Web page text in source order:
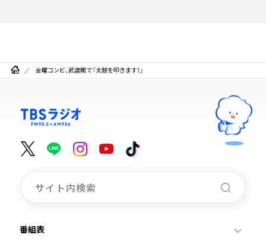
金曜コンビ、武道館で『太鼓を叩きます！』
番組表